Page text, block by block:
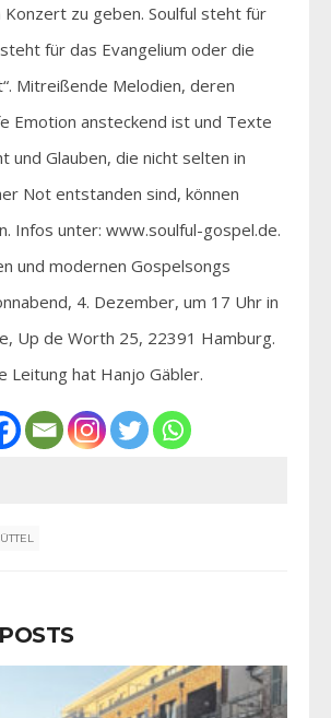
Konzert zu geben. Soulful steht für
für das Evangelium oder die
Mitreißende Melodien, deren
Emotion ansteckend ist und Texte
und Glauben, die nicht selten in
Not entstanden sind, können
Infos unter: www.soulful-gospel.de.
und modernen Gospelsongs
4. Dezember, um 17 Uhr in
Up de Worth 25, 22391 Hamburg.
Leitung hat Hanjo Gäbler.